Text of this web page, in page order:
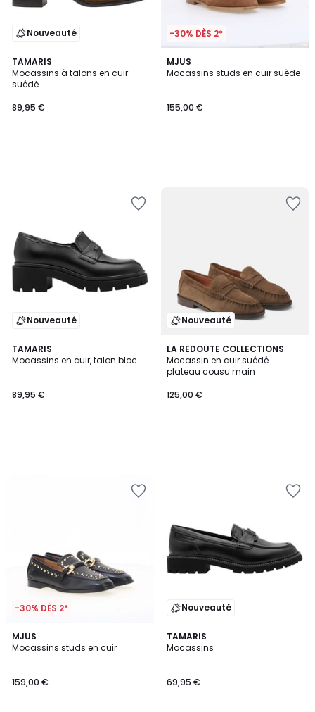
Nouveauté
TAMARIS
Mocassins à talons en cuir
suédé
89,95 €
-30% DÈS 2*
MJUS
Mocassins studs en cuir suède
155,00 €
Nouveauté
TAMARIS
Mocassins en cuir, talon bloc
89,95 €
Nouveauté
LA REDOUTE COLLECTIONS
Mocassin en cuir suédé
plateau cousu main
125,00 €
-30% DÈS 2*
MJUS
Mocassins studs en cuir
159,00 €
Nouveauté
TAMARIS
Mocassins
69,95 €